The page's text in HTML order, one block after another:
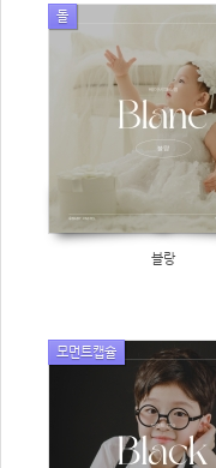
돌
블랑
모먼트캡슐